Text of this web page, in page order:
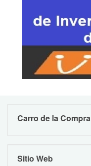
Carro de la Compra
Sitio Web